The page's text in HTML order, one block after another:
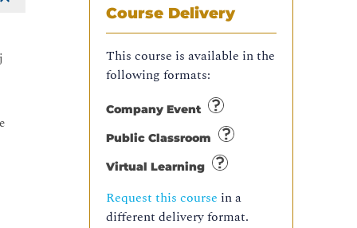
Course Delivery
This course is available in the
following formats:
Company Event
Public Classroom
Virtual Learning
Request this course in a
different delivery format.